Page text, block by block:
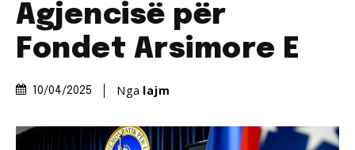
Agjencisë për
Fondet Arsimore E
10/04/2025 Nga lajm